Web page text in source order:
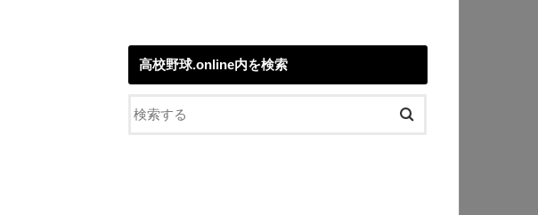
高校野球.online内を検索